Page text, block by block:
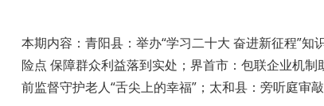
本期内容：青阳县：举办“学习二十大 奋进新征程”
险点 保障群众利益落到实处；界首市：包联企业机
前监督守护老人“舌尖上的幸福”；太和县：旁听庭审